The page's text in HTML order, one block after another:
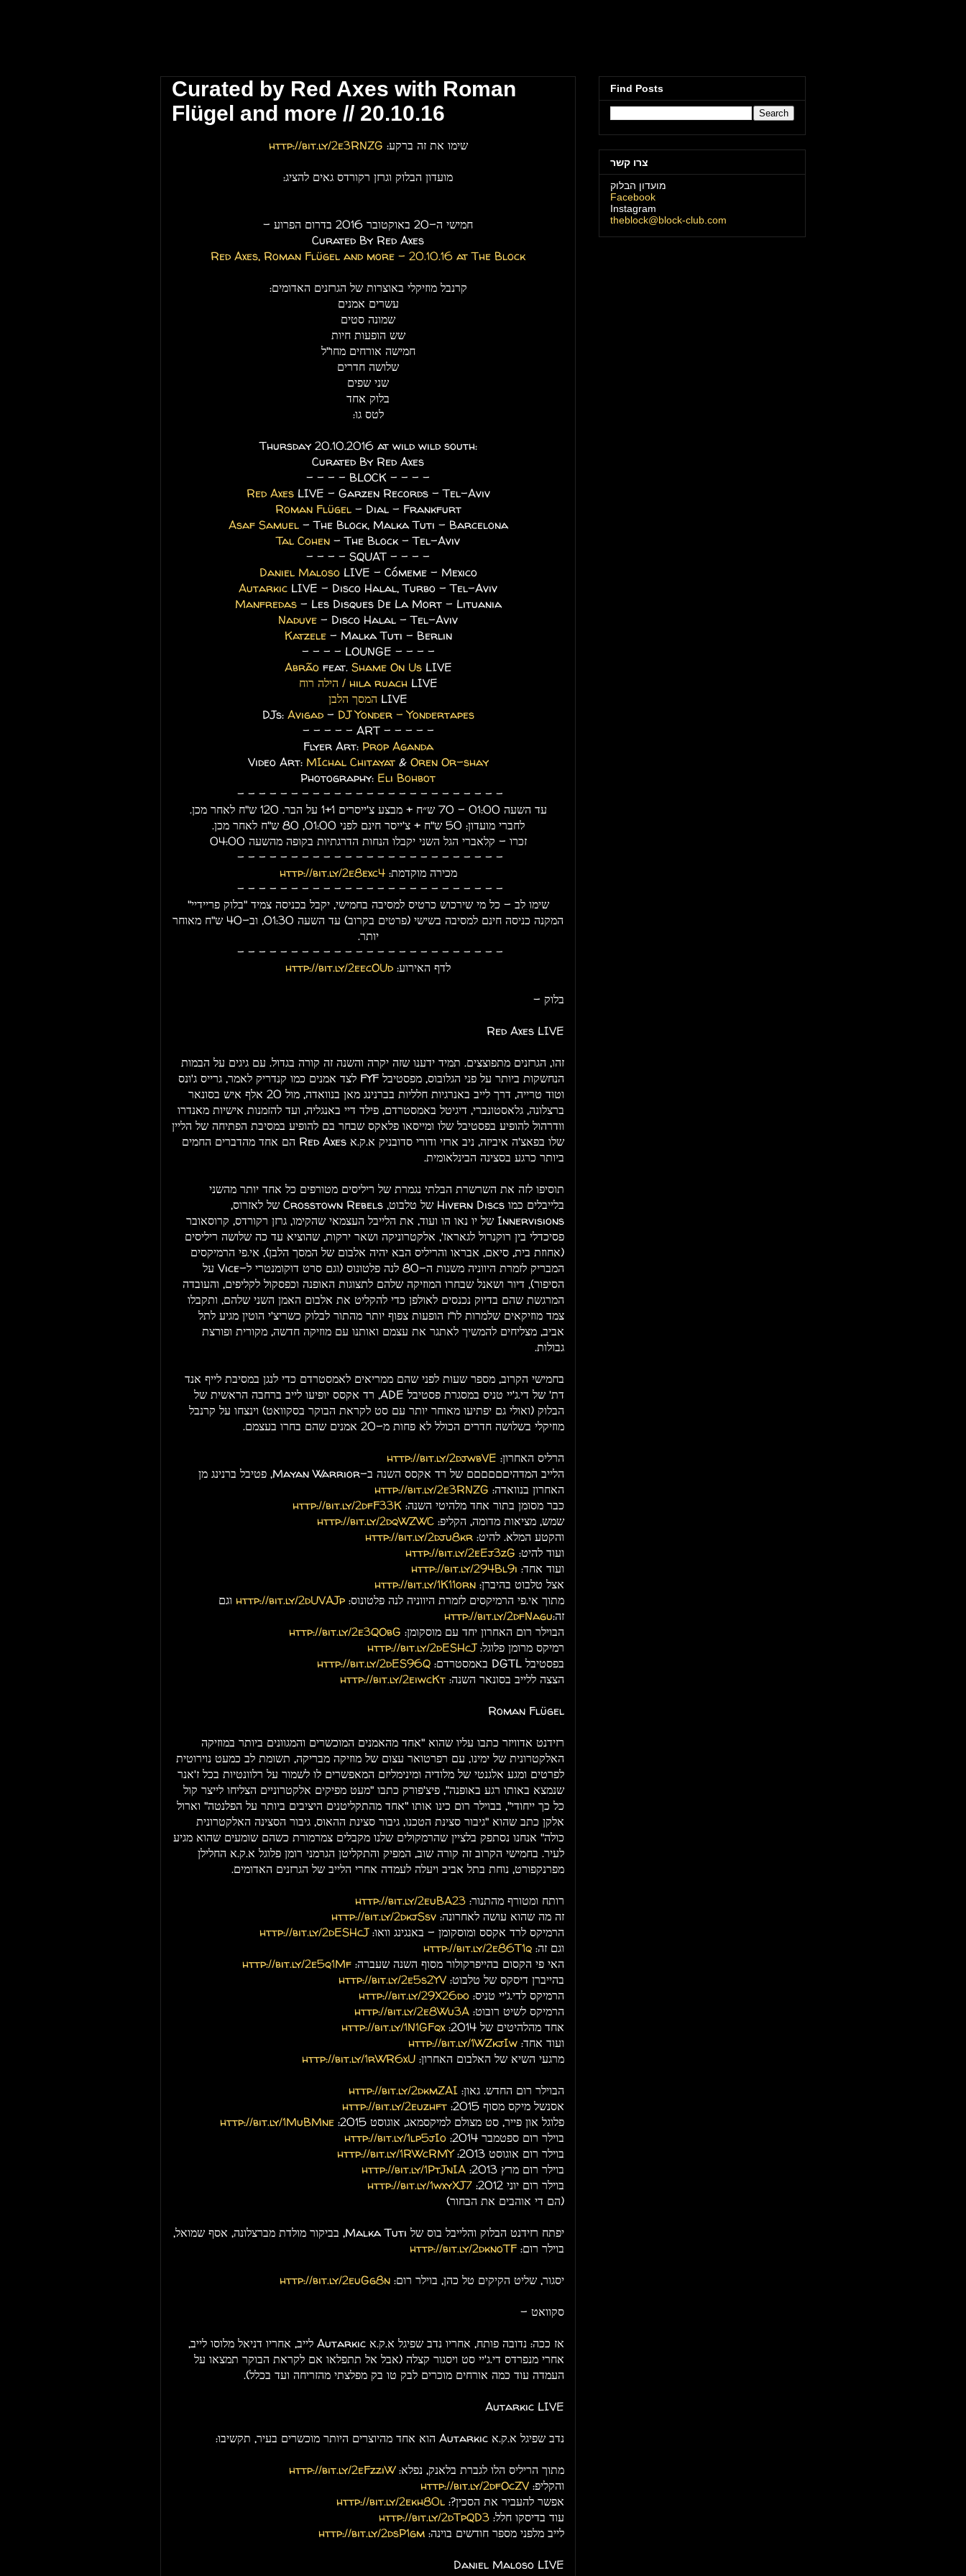
Curated by Red Axes with Roman
Flügel and more // 20.10.16
שימו את זה ברקע: http://bit.ly/2e3RNZG
מועדון הבלוק וגרזן רקורדס גאים להציג:
חמישי ה-20 באוקטובר 2016 בדרום הפרוע -
Curated By Red Axes
Red Axes, Roman Flügel and more - 20.10.16 at The Block
קרנבל מוזיקלי באוצרות של הגרזנים האדומים:
עשרים אמנים
שמונה סטים
שש הופעות חיות
חמישה אורחים מחו"ל
שלושה חדרים
שני שפים
בלוק אחד
לטס גו:
Thursday 20.10.2016 at wild wild south:
Curated By Red Axes
- - - - BLOCK - - - -
Red AxesLIVE - Garzen Records - Tel-Aviv
Roman Flügel- Dial - Frankfurt
Asaf Samuel- The Block, Malka Tuti - Barcelona
Tal Cohen - The Block - Tel-Aviv
- - - - SQUAT - - - -
Daniel MalosoLIVE - Cómeme - Mexico
Autarkic LIVE - Disco Halal, Turbo - Tel-Aviv
Manfredas- Les Disques De La Mort - Lituania
Naduve - Disco Halal - Tel-Aviv
Katzele- Malka Tuti - Berlin
- - - - LOUNGE - - - -
Abrãofeat. Shame On UsLIVE
הילה רוח / hila ruachLIVE
המסך הלבן LIVE
DJs: Avigad- DJ Yonder - Yondertapes
- - - - - ART - - - - -
Flyer Art: Prop Aganda
Video Art: MIchal Chitayat& Oren Or-shay
Photography: Eli Bohbot
- - - - - - - - - - - - - - - - - - - - - - - - -
עד השעה 01:00 - 70 ש״ח + מבצע צ'ייסרים 1+1 על הבר. 120 ש"ח לאחר מכן.
לחברי מועדון: 50 ש"ח + צ'ייסר חינם לפני 01:00, 80 ש"ח לאחר מכן.
זכרו - קלאברי הגל השני יקבלו הנחות הדרגתיות בקופה מהשעה 04:00
- - - - - - - - - - - - - - - - - - - - - - - - -
מכירה מוקדמת:http://bit.ly/2e8exc4
- - - - - - - - - - - - - - - - - - - - - - - - -
שימו לב - כל מי שירכוש כרטיס למסיבה בחמישי, יקבל בכניסה צמיד "בלוק פריידיי"
המקנה כניסה חינם למסיבה בשישי (פרטים בקרוב) עד השעה 01:30, וב-40 ש"ח מאוחר
יותר.
- - - - - - - - - - - - - - - - - - - - - - - - -
לדף האירוע: http://bit.ly/2eecOUd
בלוק -
Red Axes LIVE
זהו, הגרזנים מתפוצצים. תמיד ידענו שזה יקרה והשנה זה קורה בגדול. עם גיגים על הבמות
הנחשקות ביותר על פני הגלובוס, מפסטיבל FYF לצד אמנים כמו קנדריק לאמר, גרייס ג'ונס
וטוד טרייה, דרך לייב באנרגיות חלליות בברנינג מאן בנוואדה, מול 20 אלף איש בסונאר
ברצלונה, גלאסטונברי, דיגיטל באמסטרדם, פילד דיי באנגליה, ועד להזמנות אישיות מאנדרו
וודרהול להופיע בפסטיבל שלו ומייסאו פלאקס שבחר בם להופיע במסיבת הפתיחה של הליין
שלו בפאצ'ה איביזה, ניב ארזי ודורי סדובניק א.ק.א Red Axes הם אחד מהדברים החמים
ביותר כרגע בסצינה הבינלאומית.
תוסיפו לזה את השרשרת הבלתי נגמרת של ריליסים מטורפים כל אחד יותר מהשני
בלייבלים כמו Hivern Discs של טלבוט, Crosstown Rebels של לאזרוס,
Innervisions של יו נאו הו ועוד, את הלייבל העצמאי שהקימו, גרזן רקורדס, קרוסאובר
פסיכדלי בין רוקנרול לגאראז', אלקטרוניקה ושאר ירקות, שהוציא עד כה שלושה ריליסים
(אחוזת בית, סיאם, אבראו והריליס הבא יהיה אלבום של המסך הלבן), אי.פי הרמיקסים
המבריק לזמרת היווניה משנות ה-80 לנה פלטונוס (וגם סרט דוקומנטרי ל-Vice על
הסיפור), דיור ושאנל שבחרו המוזיקה שלהם לתצוגות האופנה וכפסקול לקליפים, והעובדה
המרגשת שהם בדיוק נכנסים לאולפן כדי להקליט את אלבום האמן השני שלהם, ותקבלו
צמד מוזיקאים שלמרות לו"ז הופעות צפוף יותר מהתור לבלוק כשריצ'י הוטין מגיע לתל
אביב, מצליחים להמשיך לאתגר את עצמם ואותנו עם מוזיקה חדשה, מקורית ופורצת
גבולות.
בחמישי הקרוב, מספר שעות לפני שהם ממריאים לאמסטרדם כדי לנגן במסיבת לייף אנד
דת' של די.ג'יי טניס במסגרת פסטיבל ADE, רד אקסס יופיעו לייב ברחבה הראשית של
הבלוק (ואולי גם יפתיעו מאוחר יותר עם סט לקראת הבוקר בסקוואט) וינצחו על קרנבל
מוזיקלי בשלושה חדרים הכולל לא פחות מ-20 אמנים שהם בחרו בעצמם.
הרליס האחרון: http://bit.ly/2djwbVE
הלייב המדהיםםםםםם של רד אקסס השנה ב-Mayan Warrior, פטיבל ברנינג מן
האחרון בנוואדה: http://bit.ly/2e3RNZG
כבר מסומן בתור אחד מלהיטי השנה: http://bit.ly/2dfF33K
שמש, מציאות מדומה, הקליפ: http://bit.ly/2dqWZWC
והקטע המלא. להיט: http://bit.ly/2dju8kr
ועוד להיט: http://bit.ly/2eEj3zG
ועוד אחד: http://bit.ly/294Bl9i
אצל טלבוט בהיברן: http://bit.ly/1K11orn
מתוך אי.פי הרמיקסים לזמרת היווניה לנה פלטונוס: http://bit.ly/2dUVAJp וגם
זה:http://bit.ly/2dfNagu
הבוילר רום האחרון יחד עם מוסקומן: http://bit.ly/2e3QObG
רמיקס מרומן פלוגל:http://bit.ly/2dESHcJ
בפסטיבל DGTL באמסטרדם:
http://bit.ly/2dES96Q
הצצה ללייב בסונאר השנה: http://bit.ly/2eiwcKt
Roman Flügel
רזידנט אדוויזר כתבו עליו שהוא "אחד מהאמנים המוכשרים והמגוונים ביותר במוזיקה
האלקטרונית של ימינו, עם רפרטואר עצום של מוזיקה מבריקה, תשומת לב כמעט נוירוטית
לפרטים ומגע אלגנטי של מלודיה ומינימליזם המאפשרים לו לשמור על רלוונטיות בכל ז'אנר
שנמצא באותו רגע באופנה", פיצ'פורק כתבו "מעט מפיקים אלקטרוניים הצליחו לייצר קול
כל כך ייחודי", בבוילר רום כינו אותו "אחד מהתקליטנים היציבים ביותר על הפלנטה" וארול
אלקן כתב שהוא "גיבור סצינת הטכנו, גיבור סצינת ההאוס, גיבור הסצינה האלקטרונית
כולה" אנחנו נסתפק בלציין שהרמקולים שלנו מקבלים צמרמורת כשהם שומעים שהוא מגיע
לעיר. בחמישי הקרוב זה קורה שוב, המפיק והתקליטן הגרמני רומן פלוגל א.ק.א החלילן
מפרנקפורט, נוחת בתל אביב ויעלה לעמדה אחרי הלייב של הגרזנים האדומים.
רותח ומטורף מהתנור: http://bit.ly/2euBA23
זה מה שהוא עושה לאחרונה: http://bit.ly/2dkjSsv
הרמיקס לרד אקסס ומוסקומן - באנגינג וואו:http://bit.ly/2dESHcJ
וגם זה: http://bit.ly/2e86T1q
האי פי הקסום בהייפרקולור מסוף השנה שעברה: http://bit.ly/2e5q1Mf
בהייברן דיסקס של טלבוט: http://bit.ly/2e5s2YV
הרמיקס לדי.ג'יי טניס: http://bit.ly/29X26do
הרמיקס לשיט רובוט: http://bit.ly/2e8Wu3A
אחד מהלהיטים של 2014:
http://bit.ly/1N1GFqx
ועוד אחד: http://bit.ly/1WZkjIw
מרגעי השיא של האלבום האחרון: http://bit.ly/1rWR6xU
הבוילר רום החדש. גאון: http://bit.ly/2dkmZAI
אסנשל מיקס מסוף 2015:
http://bit.ly/2euzhft
פלוגל און פייר, סט מצולם למיקסמאג, אוגוסט 2015:
http://bit.ly/1MuBMne
בוילר רום ספטמבר 2014:
http://bit.ly/1lp5jIo
בוילר רום אוגוסט 2013:
http://bit.ly/1RWcRMY
בוילר רום מרץ 2013:
http://bit.ly/1PtJnIA
בוילר רום יוני 2012:
http://bit.ly/1wxyXJ7
(הם די אוהבים את הבחור)
יפתח רזידנט הבלוק והלייבל בוס של Malka Tuti, בביקור מולדת מברצלונה, אסף שמואל,
בוילר רום: http://bit.ly/2dknoTF
יסגור, שליט הקיקים טל כהן, בוילר רום: http://bit.ly/2euGg8n
סקוואט -
אז ככה: נדובה פותח, אחריו נדב שפיגל א.ק.א Autarkic לייב, אחריו דניאל מלוסו לייב,
אחרי מנפרדס די.ג'יי סט ויסגור קצלה (אבל אל תתפלאו אם לקראת הבוקר תמצאו על
העמדה עוד כמה אורחים מוכרים לבק טו בק מפלצתי מהזריחה ועד בכלל).
Autarkic LIVE
נדב שפיגל א.ק.א Autarkic הוא אחד מהיוצרים היותר מוכשרים בעיר, תקשיבו:
מתוך הריליס הלו לגברת בלאנק, נפלא:http://bit.ly/2eFzziW
והקליפ: http://bit.ly/2dfOcZV
אפשר להעביר את הסכין?: http://bit.ly/2ekh80l
עוד בדיסקו חלל: http://bit.ly/2dTpQD3
לייב מלפני מספר חודשים בוינה: http://bit.ly/2dsP1gm
Daniel Maloso LIVE
Find Posts
צרו קשר
מועדון הבלוק
Facebook
Instagram
theblock@block-club.com